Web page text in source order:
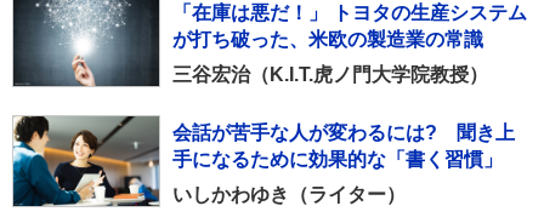
「在庫は悪だ！」 トヨタの生産システム
が打ち破った、米欧の製造業の常識
三谷宏治（K.I.T.虎ノ門大学院教授）
会話が苦手な人が変わるには? 聞き上
手になるために効果的な「書く習慣」
いしかわゆき（ライター）